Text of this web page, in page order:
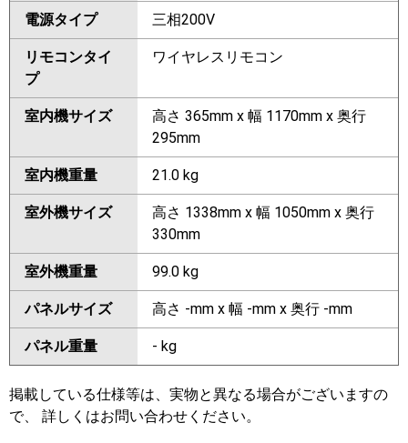
電源タイプ 三相200V
リモコンタイ
プ
ワイヤレスリモコン
室内機サイズ
高さ 365mm x 幅 1170mm x 奥行
295mm
室内機重量 21.0 kg
室外機サイズ
高さ 1338mm x 幅 1050mm x 奥行
330mm
室外機重量 99.0 kg
パネルサイズ 高さ -mm x 幅 -mm x 奥行 -mm
パネル重量 - kg
掲載している仕様等は、実物と異なる場合がございますの
で、 詳しくはお問い合わせください。